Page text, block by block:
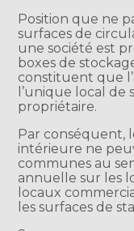
Position que ne
surfaces de
une société est
boxes de
constituent que
l’unique local de
propriétaire.
Par conséquent,
intérieure ne
communes au
annuelle sur les
locaux
les surfaces de